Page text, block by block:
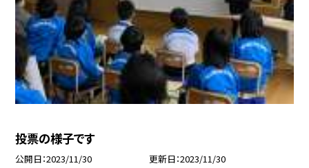
投票の様子です
公開日 2023/11/30 更新日 2023/11/30